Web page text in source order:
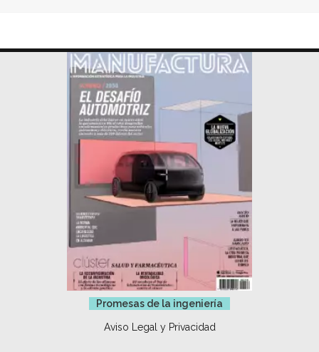
Promesas de la ingeniería
Aviso Legal y Privacidad